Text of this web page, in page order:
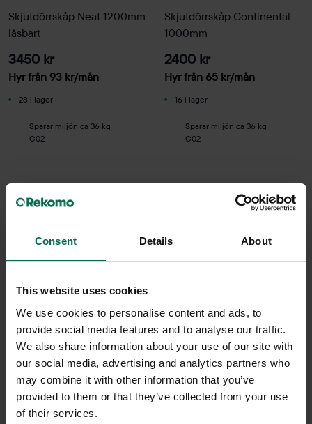
Consent Details About
This website uses cookies
We use cookies to personalise content and ads, to
provide social media features and to analyse our traffic.
We also share information about your use of our site with
our social media, advertising and analytics partners who
may combine it with other information that you’ve
provided to them or that they’ve collected from your use
of their services.
Skjutdörrskåp Neat 1200mm
låsbart
3450 kr
Hyr från 93 kr/mån
28 i lager
Sparar miljön ca 36 kg
C02
Skjutdörrskåp Continental
1000mm
2400 kr
Hyr från 65 kr/mån
16 i lager
Sparar miljön ca 36 kg
C02
Edsbyn
Begagnad
Skjutdörrskåp Reflect
1180mm
3250 kr
Rekomo
Begagnad
Skjutdörrskåp 1600mm
4200 kr